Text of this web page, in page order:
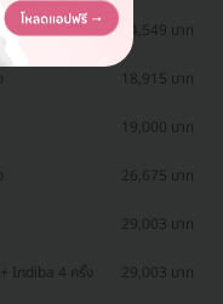
กระพุ้งแก้ม และ
14,549 บาท
18,915 บาท
19,000 บาท
26,675 บาท
29,003 บาท
Indiba 4 ครั้ง 29,003 บาท